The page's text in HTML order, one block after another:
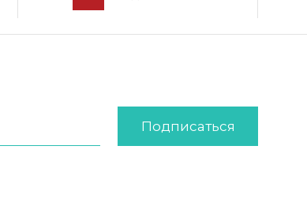
Подписаться